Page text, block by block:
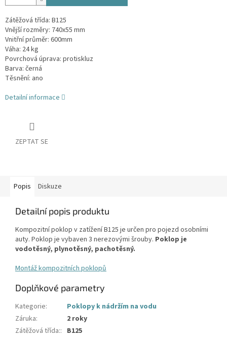
Zátěžová třída: B125
Vnější rozměry: 740x55 mm
Vnitřní průměr: 600mm
Váha: 24 kg
Povrchová úprava: protiskluz
Barva: černá
Těsnění: ano
Detailní informace
ZEPTAT SE
Popis Diskuze
Detailní popis produktu
Kompozitní poklop v zatížení B125 je určen pro pojezd osobními
auty. Poklop je vybaven 3 nerezovými šrouby. Poklop je
vodotěsný, plynotěsný, pachotěsný.
Montáž kompozitních poklopů
Doplňkové parametry
Kategorie:
Poklopy k nádržím na vodu
Záruka:
2 roky
Zátěžová třída:: B125